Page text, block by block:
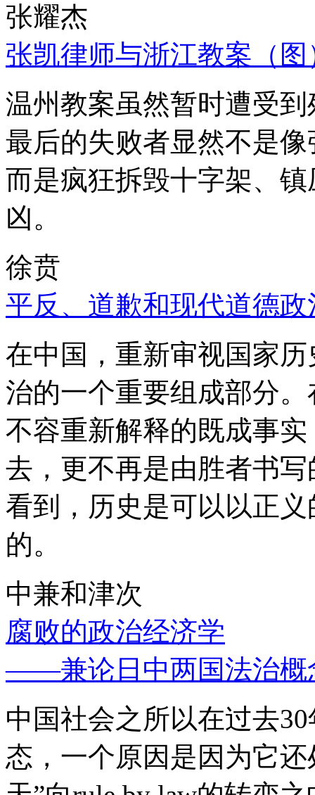
张耀杰
张凯律师与浙江教案（图
温州教案虽然暂时遭受
最后的失败者显然不是
而是疯狂拆毁十字架、
凶。
徐贲
平反、道歉和现代道德政
在中国，重新审视国家
治的一个重要组成部分
不容重新解释的既成事
去，更不再是由胜者书
看到，历史是可以以正
的。
中兼和津次
腐败的政治经济学
——兼论日中两国法治概
中国社会之所以在过去
态，一个原因是因为它